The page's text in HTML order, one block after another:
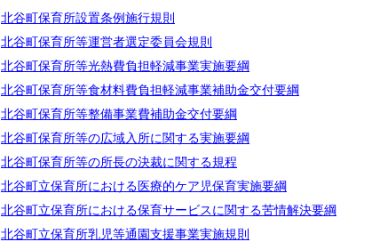
北谷町保育所設置条例施行規則
北谷町保育所等運営者選定委員会規則
北谷町保育所等光熱費負担軽減事業実施要綱
北谷町保育所等食材料費負担軽減事業補助金交付要綱
北谷町保育所等整備事業費補助金交付要綱
北谷町保育所等の広域入所に関する実施要綱
北谷町保育所等の所長の決裁に関する規程
北谷町立保育所における医療的ケア児保育実施要綱
北谷町立保育所における保育サービスに関する苦情解決要綱
北谷町立保育所乳児等通園支援事業実施規則